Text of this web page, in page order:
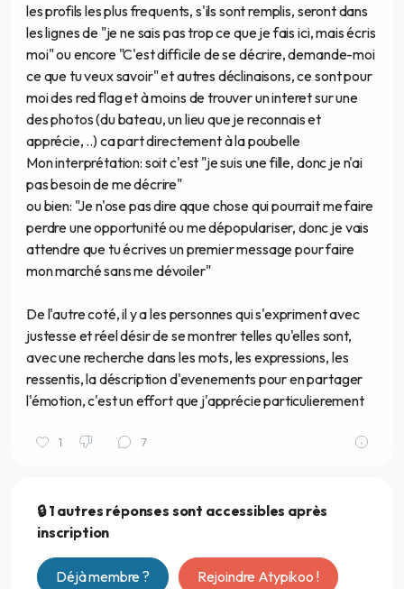
les profils les plus frequents, s'ils sont remplis, seront dans
les lignes de "je ne sais pas trop ce que je fais ici, mais écris
moi" ou encore "C'est difficile de se décrire, demande-moi
ce que tu veux savoir" et autres déclinaisons, ce sont pour
moi des red flag et à moins de trouver un interet sur une
des photos (du bateau, un lieu que je reconnais et
apprécie, ..) ca part directement à la poubelle
Mon interprétation: soit c'est "je suis une fille, donc je n'ai
pas besoin de me décrire"
ou bien: "Je n'ose pas dire qque chose qui pourrait me faire
perdre une opportunité ou me dépopulariser, donc je vais
attendre que tu écrives un premier message pour faire
mon marché sans me dévoiler"
De l'autre coté, il y a les personnes qui s'expriment avec
justesse et réel désir de se montrer telles qu'elles sont,
avec une recherche dans les mots, les expressions, les
ressentis, la déscription d'evenements pour en partager
l'émotion, c'est un effort que j'apprécie particulierement
1 7
🔒 1 autres réponses sont accessibles après
inscription
Déjà membre ? Rejoindre Atypikoo !